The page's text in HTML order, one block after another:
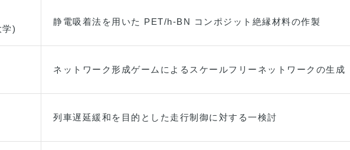
学)
静電吸着法を用いた PET/h-BN コンポジット絶縁材料の作製
ネットワーク形成ゲームによるスケールフリーネットワークの生成
列車遅延緩和を目的とした走行制御に対する一検討